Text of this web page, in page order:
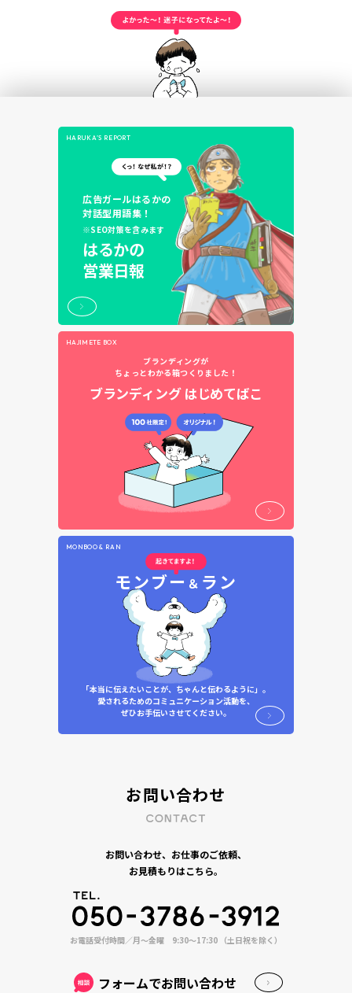
HARUKA’S REPORT
広告ガールはるかの
対話型用語集！
※SEO対策を含みます
はるかの
営業日報
HAJIMETE BOX
ブランディングが
ちょっとわかる箱つくりました！
ブランディング はじめてばこ
MONBOO & RAN
モンブー ＆ ラン
「本当に伝えたいことが、ちゃんと伝わるように」。
愛されるためのコミュニケーション活動を、
ぜひお手伝いさせてください。
お問い合わせ
お問い合わせ、お仕事のご依頼、
お見積もりはこちら。
お電話受付時間／月〜金曜 9:30〜17:30 （土日祝を除く）
フォームでお問い合わせ